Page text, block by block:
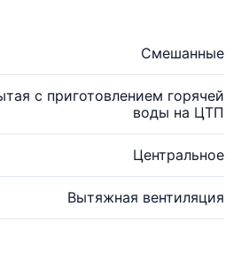
Смешанные
с приготовлением горячей
воды на ЦТП
Центральное
Вытяжная вентиляция